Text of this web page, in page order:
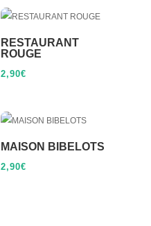
RESTAURANT
ROUGE
2,90€
MAISON BIBELOTS
2,90€